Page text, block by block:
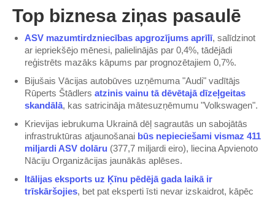
Top biznesa ziņas pasaulē
​ASV mazumtirdzniecības apgrozījums aprīlī​, salīdzinot
ar iepriekšējo mēnesi, palielinājās par 0,4%, tādējādi
reģistrēts mazāks kāpums par prognozētajiem 0,7%.
Bijušais Vācijas autobūves uzņēmuma "Audi" vadītājs
Rūperts Štādlers ​atzinis vainu tā dēvētajā dīzeļgeitas
skandālā​, kas satricināja mātesuzņēmumu "Volkswagen".
Krievijas iebrukuma Ukrainā dēļ sagrautās un sabojātās
infrastruktūras atjaunošanai ​būs nepieciešami vismaz 411
miljardi ASV dolāru​ (377,7 miljardi eiro), liecina Apvienoto
Nāciju Organizācijas jaunākās aplēses.
​Itālijas eksports uz Ķīnu pēdējā gada laikā ir
trīskāršojies​, bet pat eksperti īsti nevar izskaidrot, kāpēc